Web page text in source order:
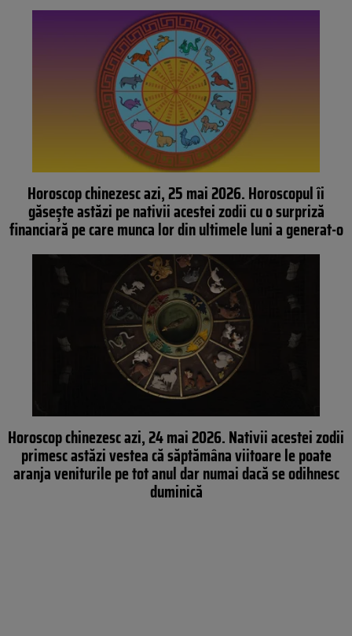
Horoscop chinezesc azi, 25 mai 2026. Horoscopul îi
găsește astăzi pe nativii acestei zodii cu o surpriză
financiară pe care munca lor din ultimele luni a generat-o
Horoscop chinezesc azi, 24 mai 2026. Nativii acestei zodii
primesc astăzi vestea că săptămâna viitoare le poate
aranja veniturile pe tot anul dar numai dacă se odihnesc
duminică